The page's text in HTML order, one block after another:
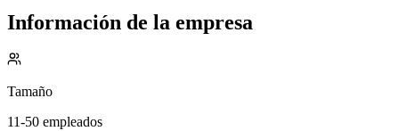
Información de la empresa
Tamaño
11-50 empleados